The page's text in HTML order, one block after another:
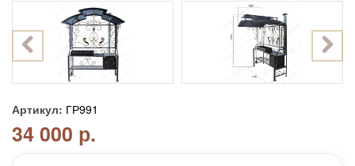
Артикул: ГР991
34 000 р.